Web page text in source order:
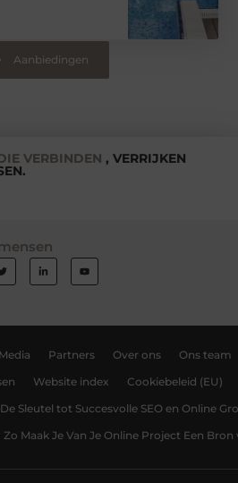
Aanbiedingen
VERBINDEN , VERRIJKEN
Partners Over ons Ons team
Website index Cookiebeleid (EU)
Sleutel tot Succesvolle SEO en Online
Zo Maak Je Van Je Online Project Een